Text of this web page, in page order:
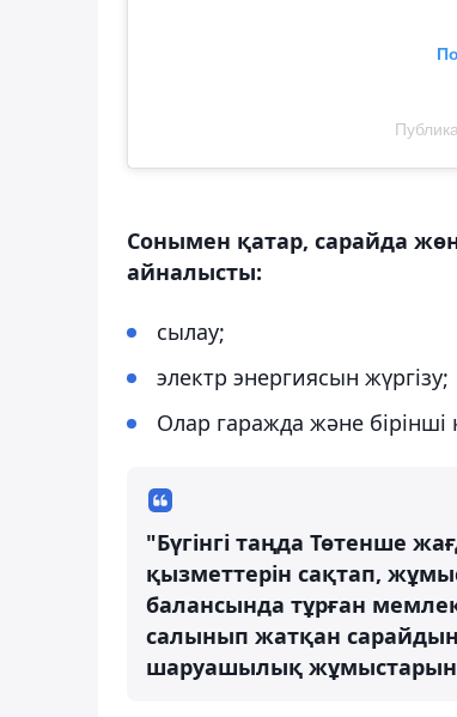
Сонымен қатар, сарайда
айналысты:
сылау;
электр энергиясын жүргізу;
Олар гаражда және
"Бүгінгі таңда Төтенше
қызметтерін сақтап,
балансында тұрған
салынып жатқан сарайдың
шаруашылық жұмыстарын